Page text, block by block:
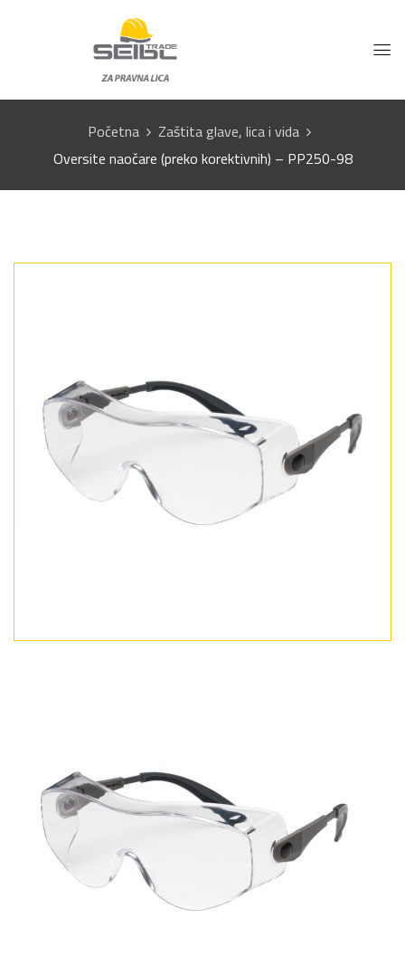
Početna
Zaštita glave, lica i vida
Oversite naočare (preko korektivnih) – PP250-98